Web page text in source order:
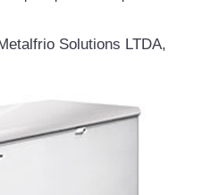
Solutions LTDA,